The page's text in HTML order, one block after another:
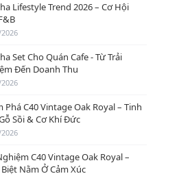
Lifestyle Trend 2026 – Cơ Hội
Set Cho Quán Cafe - Từ Trải
Đến Doanh Thu
Phá C40 Vintage Oak Royal – Tinh
Sồi & Cơ Khí Đức
C40 Vintage Oak Royal –
Biệt Nằm Ở Cảm Xúc